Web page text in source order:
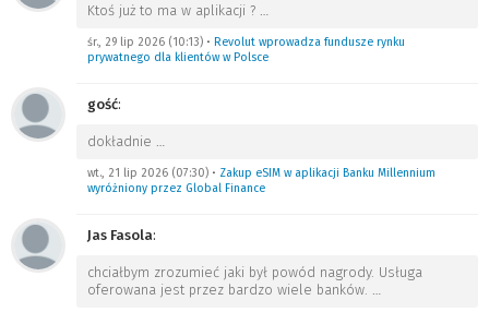
Ktoś już to ma w aplikacji ?
śr., 29 lip 2026 (10:13) • Revolut wprowadza fundusze rynku
prywatnego dla klientów w Polsce
gość:
dokładnie
wt., 21 lip 2026 (07:30) • Zakup eSIM w aplikacji Banku Millennium
wyróżniony przez Global Finance
Jas Fasola:
chciałbym zrozumieć jaki był powód nagrody. Usługa
oferowana jest przez bardzo wiele banków.